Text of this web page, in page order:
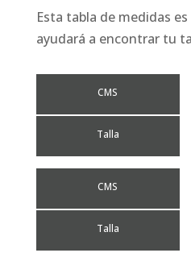
Esta tabla de medidas
ayudará a encontrar tu
CMS
Talla
CMS
Talla